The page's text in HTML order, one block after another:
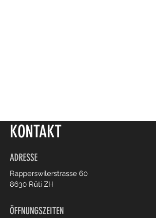
KONTAKT
ADRESSE
Rapperswilerstrasse 60
8630 Rüti ZH
ÖFFNUNGSZEITEN